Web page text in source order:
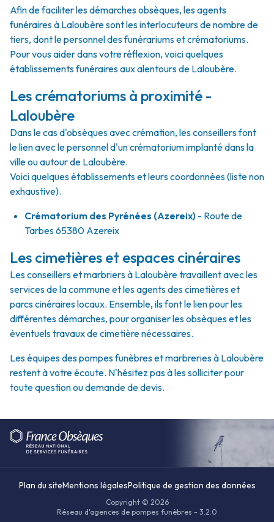
Afin de faciliter les démarches obsèques, les agents
funéraires à Laloubère sont les interlocuteurs de nombre de
tiers, dont le personnel des funérariums et crématoriums.
Pour vous aider dans votre réflexion, voici quelques
établissements funéraires aux alentours de Laloubère.
Les crématoriums à proximité -
Laloubère
Dans le cas d'obsèques avec crémation, les conseillers font
le lien avec le personnel d'un crématorium implanté dans la
ville ou autour de Laloubère.
Voici quelques établissements et leurs coordonnées (liste non
exhaustive).
Crématorium des Pyrénées (Azereix) - Route de
Tarbes 65380 Azereix
Les cimetières et espaces cinéraires
Les conseillers et marbriers à Laloubère travaillent avec les
services de la commune et les agents des cimetières et
parcs cinéraires locaux. Ensemble, ils font le lien pour les
différentes démarches, pour organiser les obsèques et les
éventuels travaux de cimetière nécessaires.
Les équipes des pompes funèbres et marbreries à Laloubère
restent à votre écoute. N'hésitez pas à les solliciter pour
toute question ou demande de devis.
Plan du siteMentions légalesPolitique de gestion des données
Copyright © 2026
Réseau d'agences de pompes funèbres - 3.2.0